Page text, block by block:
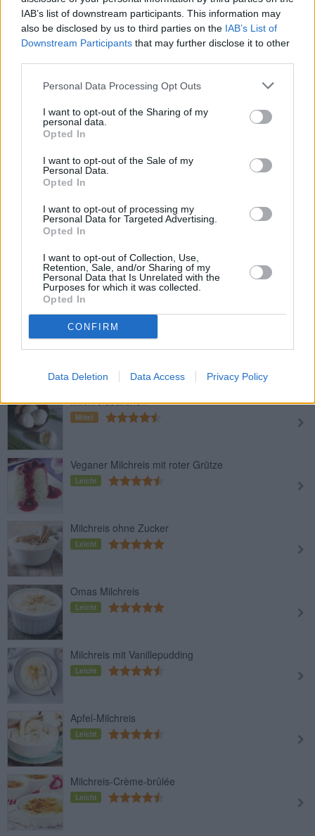
IAB’s list of downstream participants. This information may
also be disclosed by us to third parties on the IAB’s List of
Downstream Participants that may further disclose it to other
Personal Data Processing Opt Outs
I want to opt-out of the Sharing of my
personal data.
Opted In
I want to opt-out of the Sale of my
Personal Data.
Opted In
I want to opt-out of processing my
Personal Data for Targeted Advertising.
Opted In
I want to opt-out of Collection, Use,
Retention, Sale, and/or Sharing of my
Personal Data that Is Unrelated with the
Purposes for which it was collected.
Opted In
CONFIRM
Data Deletion Data Access Privacy Policy
Gebackener Milchreis
Milchreis mit Kirschen
Leicht
Quitten-Milchreis
Leicht
Milchreis mit Rosinen
Leicht
Milchreis Grundrezept
Milchreisbällchen
Mittel
Veganer Milchreis mit roter Grütze
Leicht
Milchreis ohne Zucker
Leicht
Omas Milchreis
Leicht
Milchreis mit Vanillepudding
Leicht
Apfel-Milchreis
Leicht
Milchreis-Crème-brûlée
Leicht